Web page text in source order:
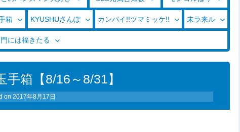
箱 KYUSHUさんぽ カンパイ!!ツマミッケ!! 未ラ来ル
には福きたる
箱【8/16～8/31】
on2017年8月17日